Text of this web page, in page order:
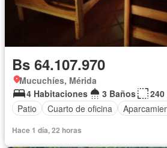
Bs 64.107.970
Mucuchíes, Mérida
4 Habitaciones
3 Baños
240
Patio
Cuarto de oficina
Hace 1 día, 22 horas